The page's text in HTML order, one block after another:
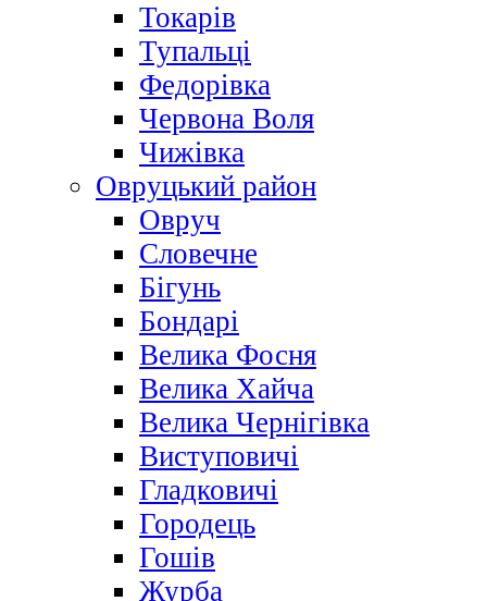
Токарів
Тупальці
Федорівка
Червона Воля
Чижівка
Овруцький район
Овруч
Словечне
Бігунь
Бондарі
Велика Фосня
Велика Хайча
Велика Чернігівка
Виступовичі
Гладковичі
Городець
Гошів
Журба